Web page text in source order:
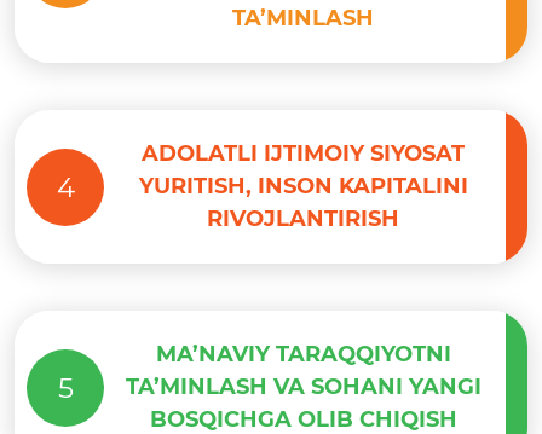
TA’MINLASH
4
ADOLATLI IJTIMOIY SIYOSAT
YURITISH, INSON KAPITALINI
RIVOJLANTIRISH
5
MA’NAVIY TARAQQIYOTNI
TA’MINLASH VA SOHANI YANGI
BOSQICHGA OLIB CHIQISH